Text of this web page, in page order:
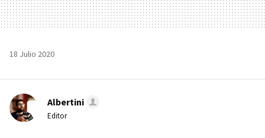
18 Julio 2020
Albertini
Editor